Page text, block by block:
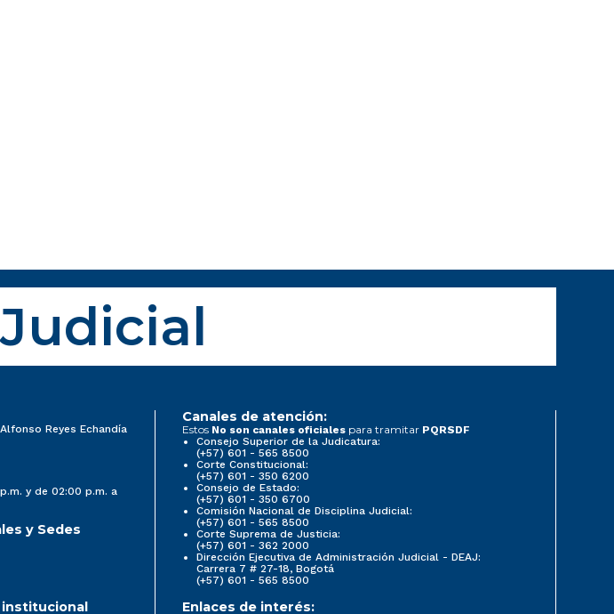
Reyes Echandía
y de 02:00 p.m. a
y Sedes
Canales de atención:
Estos No son canales oficiales para tramitar PQRSDF
Consejo Superior de la Judicatura:
(+57) 601 - 565 8500
Corte Constitucional:
(+57) 601 - 350 6200
Consejo de Estado:
(+57) 601 - 350 6700
Comisión Nacional de Disciplina Judicial:
(+57) 601 - 565 8500
Corte Suprema de Justicia:
(+57) 601 - 362 2000
Dirección Ejecutiva de Administración Judicial - DEAJ:
Carrera 7 # 27-18, Bogotá
(+57) 601 - 565 8500
institucional Enlaces de interés: